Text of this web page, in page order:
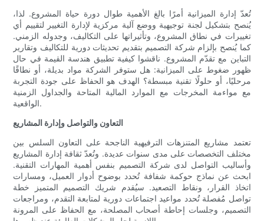
تُعدّ إدارة الميزانية أمرًا بالغ الأهمية طوال دورة حياة المشروع. لذا،
يُنصح بتشكيل لجنة توجيهية ووضع آلية مركزية لإدارة التغيير لتقييم أي
تغييرات في نطاق المشروع، وتأثيراتها على التكاليف، وجدوله الزمني.
كما يُنصح بإلزام شركة التصميم بتقديم تحديثات دورية للتكاليف وتقارير
التباين مع تقدّم المشروع. ناقشوا كيفية تطبيق هندسة القيمة في حال
ظهور ضغوط على الميزانية: هل ستوفر الشركة مواد بديلة، أو نطاقًا
مرحليًا، أو حلولًا تقنية مبسطة؟ الهدف هو الحفاظ على جودة التجربة
مع مواءمة المخرجات مع الموارد المالية المتاحة والجداول الزمنية
الواقعية.
التعاون والتواصل وإدارة المشاريع
تعتمد مشاريع المتنزهات الترفيهية الناجحة على التعاون السلس بين
مختلف التخصصات على مدى سنوات عديدة. وتُعدّ ثقافة إدارة المشاريع
وأساليب التواصل لدى شركة التصميم بنفس أهمية المهارات التقنية.
ابحث عن نماذج حوكمة شفافة تُحدد بوضوح أدوار العميل، ومسارات
اتخاذ القرار، ونقاط التصعيد. سيُقدم شريك التصميم المتميز خطة
تواصل مُفصلة تُحدد مواعيد اجتماعات دورية لمتابعة التقدم، ومراجعات
التصميم، وجلسات إحاطة أصحاب المصلحة، مع الحفاظ على المرونة